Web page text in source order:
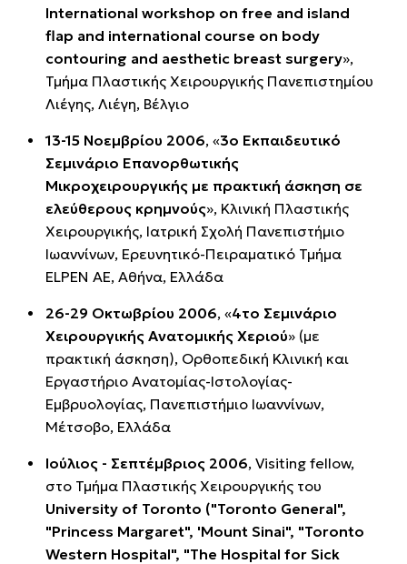
International workshop on free and island
flap and international course on body
contouring and aesthetic breast surgery»,
Τμήμα Πλαστικής Χειρουργικής Πανεπιστημίου
Λιέγης, Λιέγη, Βέλγιο
13-15 Νοεμβρίου 2006, «3ο Εκπαιδευτικό
Σεμινάριο Επανορθωτικής
Μικροχειρουργικής με πρακτική άσκηση σε
ελεύθερους κρημνούς», Κλινική Πλαστικής
Χειρουργικής, Ιατρική Σχολή Πανεπιστήμιο
Ιωαννίνων, Ερευνητικό-Πειραματικό Τμήμα
ELPEN AE, Αθήνα, Ελλάδα
26-29 Οκτωβρίου 2006, «4το Σεμινάριο
Χειρουργικής Ανατομικής Χεριού» (με
πρακτική άσκηση), Ορθοπεδική Κλινική και
Εργαστήριο Ανατομίας-Ιστολογίας-
Εμβρυολογίας, Πανεπιστήμιο Ιωαννίνων,
Μέτσοβο, Ελλάδα
Ιούλιος - Σεπτέμβριος 2006, Visiting fellow,
στο Τμήμα Πλαστικής Χειρουργικής του
University of Toronto ("Toronto General",
"Princess Margaret", 'Mount Sinai", "Toronto
Western Hospital", "The Hospital for Sick